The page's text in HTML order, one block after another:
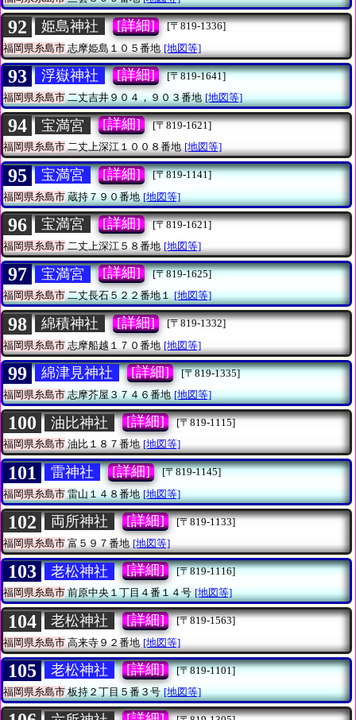
92 姫島神社 [詳細]
[〒819-1336]
福岡県糸島市 志摩姫島１０５番地 [地図等]
93 浮嶽神社 [詳細]
[〒819-1641]
福岡県糸島市二丈吉井９０４，９０３番地 [地図等]
94 宝満宮 [詳細]
[〒819-1621]
福岡県糸島市二丈上深江１００８番地 [地図等]
95 宝満宮 [詳細]
[〒819-1141]
福岡県糸島市蔵持７９０番地 [地図等]
96 宝満宮 [詳細]
[〒819-1621]
福岡県糸島市 二丈上深江５８番地 [地図等]
97 宝満宮 [詳細]
[〒819-1625]
福岡県糸島市二丈長石５２２番地１ [地図等]
98 綿積神社 [詳細]
[〒819-1332]
福岡県糸島市 志摩船越１７０番地 [地図等]
99 綿津見神社 [詳細]
[〒819-1335]
福岡県糸島市志摩芥屋３７４６番地 [地図等]
100 油比神社 [詳細]
[〒819-1115]
福岡県糸島市油比１８７番地 [地図等]
101 雷神社 [詳細]
[〒819-1145]
福岡県糸島市雷山１４８番地 [地図等]
102 両所神社 [詳細]
[〒819-1133]
福岡県糸島市 富５９７番地 [地図等]
103 老松神社 [詳細]
[〒819-1116]
福岡県糸島市前原中央１丁目４番１４号 [地図等]
104 老松神社 [詳細]
[〒819-1563]
福岡県糸島市 高来寺９２番地 [地図等]
105 老松神社 [詳細]
[〒819-1101]
福岡県糸島市板持２丁目５番３号 [地図等]